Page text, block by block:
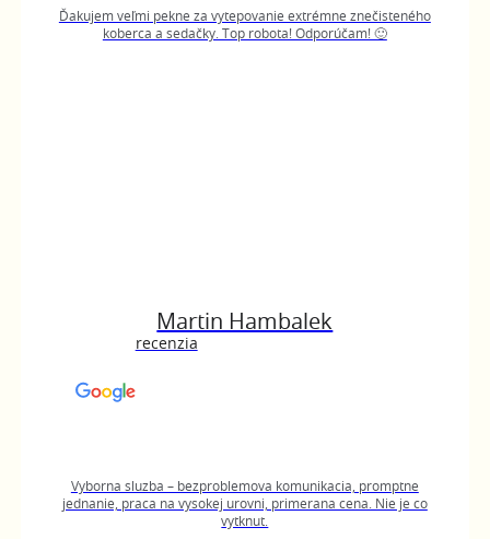
Ďakujem veľmi pekne za vytepovanie extrémne znečisteného
koberca a sedačky. Top robota! Odporúčam! 🙂
Martin Hambalek
recenzia
Vyborna sluzba – bezproblemova komunikacia, promptne
jednanie, praca na vysokej urovni, primerana cena. Nie je co
vytknut.